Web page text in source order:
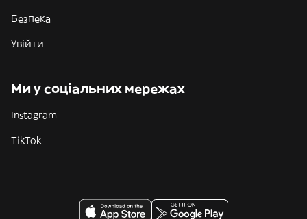
Безпека
Увійти
Ми у соціальних мережах
Instagram
TikTok